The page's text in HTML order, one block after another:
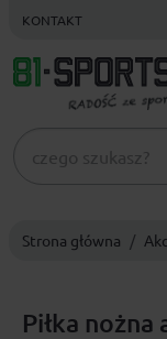
KONTAKT
Strona główna
Piłka